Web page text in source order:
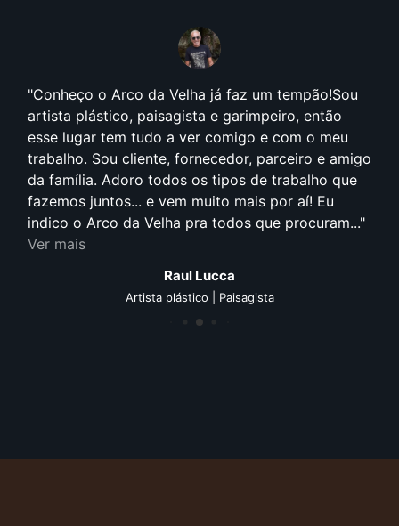
Conheço o Arco da Velha já faz um tempão!Sou
artista plástico, paisagista e garimpeiro, então
esse lugar tem tudo a ver comigo e com o meu
trabalho. Sou cliente, fornecedor, parceiro e amigo
da família. Adoro todos os tipos de trabalho que
fazemos juntos... e vem muito mais por aí! Eu
indico o Arco da Velha pra todos que procuram...
Ver mais
Raul Lucca
Artista plástico | Paisagista